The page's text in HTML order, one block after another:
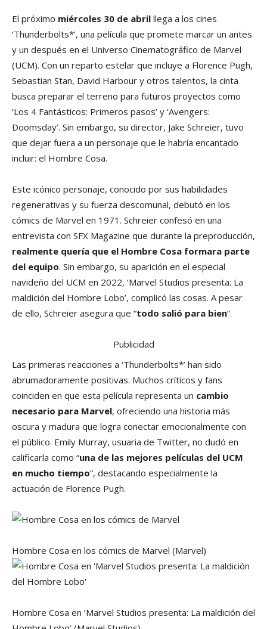
El próximo miércoles 30 de abril llega a los cines
‘Thunderbolts*’, una película que promete marcar un antes
y un después en el Universo Cinematográfico de Marvel
(UCM). Con un reparto estelar que incluye a Florence Pugh,
Sebastian Stan, David Harbour y otros talentos, la cinta
busca preparar el terreno para futuros proyectos como
‘Los 4 Fantásticos: Primeros pasos’ y ‘Avengers:
Doomsday’. Sin embargo, su director, Jake Schreier, tuvo
que dejar fuera a un personaje que le habría encantado
incluir: el Hombre Cosa.
Este icónico personaje, conocido por sus habilidades
regenerativas y su fuerza descomunal, debutó en los
cómics de Marvel en 1971. Schreier confesó en una
entrevista con SFX Magazine que durante la preproducción,
realmente quería que el Hombre Cosa formara parte
del equipo. Sin embargo, su aparición en el especial
navideño del UCM en 2022, ‘Marvel Studios presenta: La
maldición del Hombre Lobo’, complicó las cosas. A pesar
de ello, Schreier asegura que “todo salió para bien“.
Publicidad
Las primeras reacciones a ‘Thunderbolts*’ han sido
abrumadoramente positivas. Muchos críticos y fans
coinciden en que esta película representa un cambio
necesario para Marvel, ofreciendo una historia más
oscura y madura que logra conectar emocionalmente con
el público. Emily Murray, usuaria de Twitter, no dudó en
calificarla como “una de las mejores películas del UCM
en mucho tiempo“, destacando especialmente la
actuación de Florence Pugh.
Hombre Cosa en los cómics de Marvel (Marvel)
Hombre Cosa en ‘Marvel Studios presenta: La maldición del